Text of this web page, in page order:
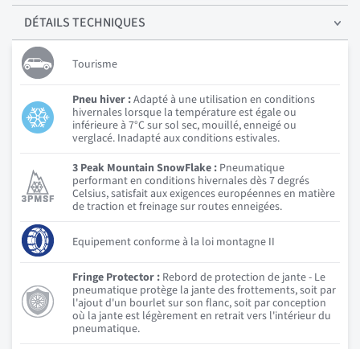
DÉTAILSTECHNIQUES
Tourisme
Pneu hiver :Adapté à une utilisation en conditions
hivernales lorsque la température est égale ou
inférieure à 7°C sur sol sec, mouillé, enneigé ou
verglacé. Inadapté aux conditions estivales.
3 Peak Mountain SnowFlake : Pneumatique
performant en conditions hivernales dès 7 degrés
Celsius, satisfait aux exigences européennes en matière
de traction et freinage sur routes enneigées.
Equipement conforme à la loi montagne II
Fringe Protector : Rebord de protection de jante - Le
pneumatique protège la jante des frottements, soit par
l'ajout d'un bourlet sur son flanc, soit par conception
où la jante est légèrement en retrait vers l'intérieur du
pneumatique.